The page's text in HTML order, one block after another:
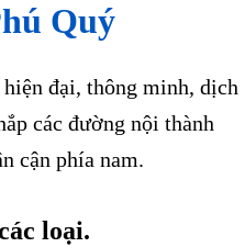
Quý
đại, thông minh, dịch
các đường nội thành
cận phía nam.
loại.